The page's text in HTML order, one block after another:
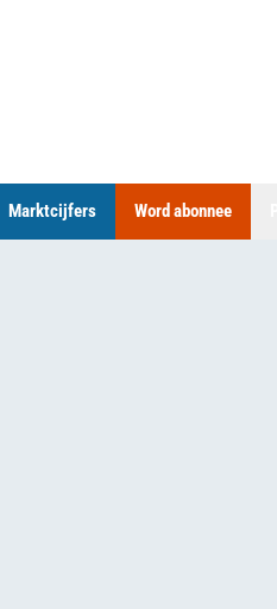
Marktcijfers Word abonnee